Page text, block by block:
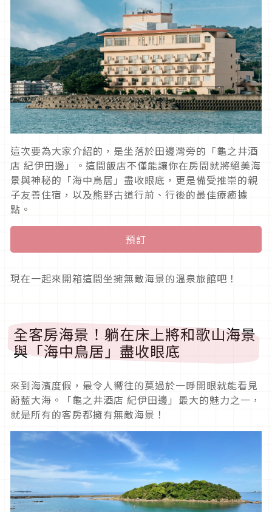
這次要為大家介紹的，是坐落於田邊灣旁的「龜之井酒
店 紀伊田邊」。這間飯店不僅能讓你在房間就將絕美海
景與神秘的「海中鳥居」盡收眼底，更是備受推崇的親
子友善住宿，以及熊野古道行前、行後的最佳療癒據
點。
預訂
現在一起來開箱這間坐擁無敵海景的溫泉旅館吧！
全客房海景！躺在床上將和歌山海景
與「海中鳥居」盡收眼底
來到海濱度假，最令人嚮往的莫過於一睜開眼就能看見
蔚藍大海。「龜之井酒店 紀伊田邊」最大的魅力之一，
就是所有的客房都擁有無敵海景！